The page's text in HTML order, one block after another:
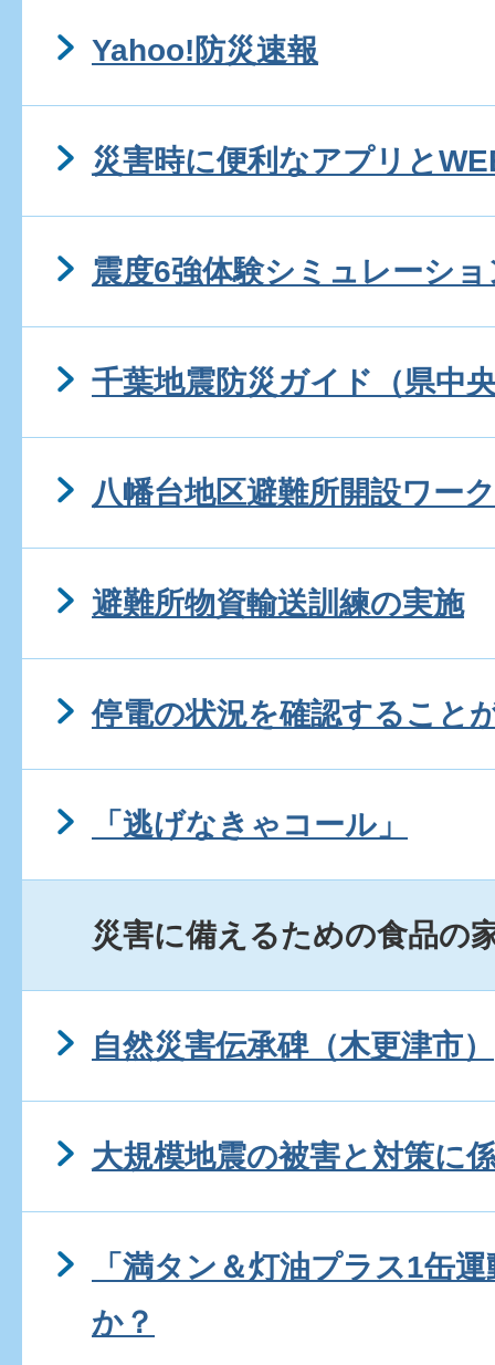
Yahoo!防災速報
災害時に便利なアプリと
震度6強体験シミュレーショ
千葉地震防災ガイド（県中
八幡台地区避難所開設ワー
避難所物資輸送訓練の実施
停電の状況を確認すること
「逃げなきゃコール」
災害に備えるための食品の
自然災害伝承碑（木更津市）
大規模地震の被害と対策に
「満タン＆灯油プラス1缶
か？